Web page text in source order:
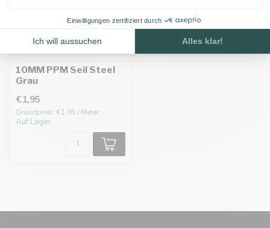
10MM PPM Seil Steel
Grau
€1,95
Grundpreis: €1,95 / Meter
Auf Lager